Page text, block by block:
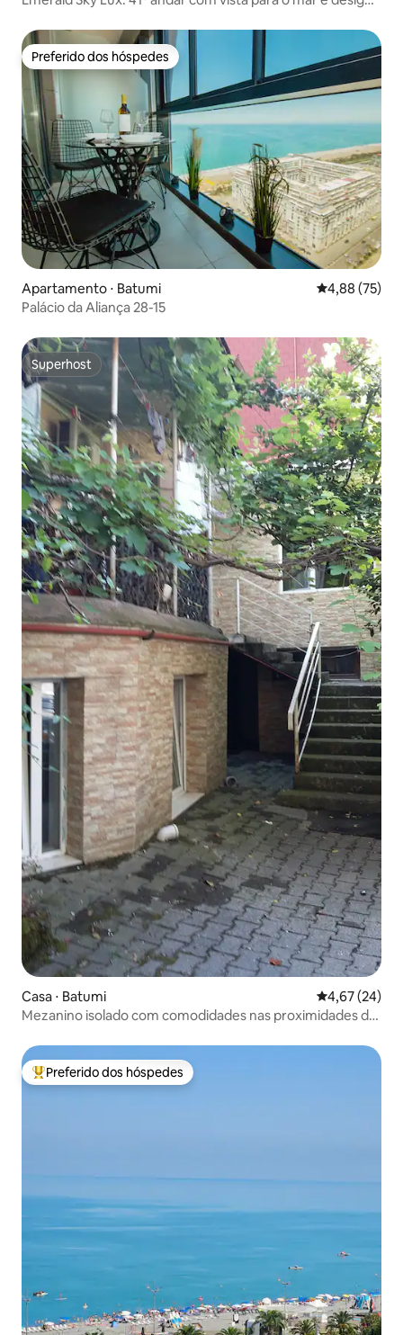
Preferido dos hóspedes
Preferido dos hóspedes
Apartamento ⋅ Batumi 4,88 de uma
4,88 (75)
Palácio da Aliança 28-15
Superhost
Superhost
Casa ⋅ Batumi 4,67 de uma
4,67 (24)
Mezanino isolado com comodidades nas proximidades do
Entre os melhores preferidos dos hóspedes
Preferido dos hóspedes